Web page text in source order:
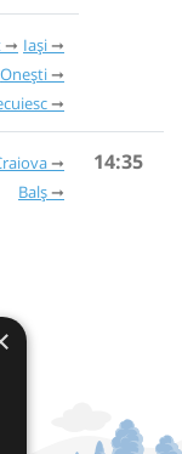
Iași
Onești
Balș
14:35